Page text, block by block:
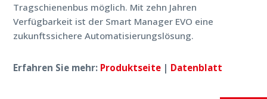
Tragschienenbus möglich. Mit zehn Jahren
Verfügbarkeit ist der Smart Manager EVO eine
zukunftssichere Automatisierungslösung.
Erfahren Sie mehr: Produktseite | Datenblatt